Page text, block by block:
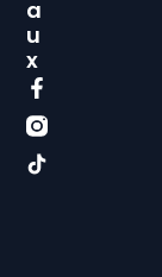
A
U
X